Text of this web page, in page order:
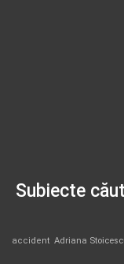
Subiecte
accident Adriana